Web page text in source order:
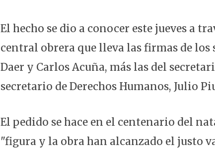
El hecho se dio a conocer este jueves a
central obrera que lleva las firmas de los
Daer y Carlos Acuña, más las del
secretario de Derechos Humanos, Julio
El pedido se hace en el centenario del
"figura y la obra han alcanzado el justo